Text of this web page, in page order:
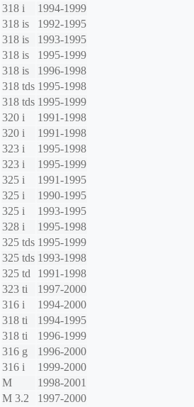
318 i
1994-1999
318 is
1992-1995
318 is
1993-1995
318 is
1995-1999
318 is
1996-1998
318 tds 1995-1998
318 tds 1995-1999
320 i
1991-1998
320 i
1991-1998
323 i
1995-1998
323 i
1995-1999
325 i
1991-1995
325 i
1990-1995
325 i
1993-1995
328 i
1995-1998
325 tds 1995-1999
325 tds 1993-1998
325 td
1991-1998
323 ti
1997-2000
316 i
1994-2000
318 ti
1994-1995
318 ti
1996-1999
316 g
1996-2000
316 i
1999-2000
M
1998-2001
M 3.2
1997-2000